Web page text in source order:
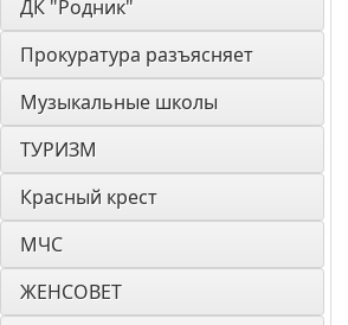
ДК "Родник"
Прокуратура разъясняет
Музыкальные школы
ТУРИЗМ
Красный крест
МЧС
ЖЕНСОВЕТ